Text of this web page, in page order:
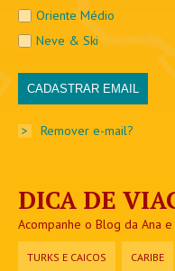
Oriente Médio
Neve & Ski
> Remover e-mail?
DICA DE
Acompanhe o Blog da Ana
TURKS E CAICOS CARIBE